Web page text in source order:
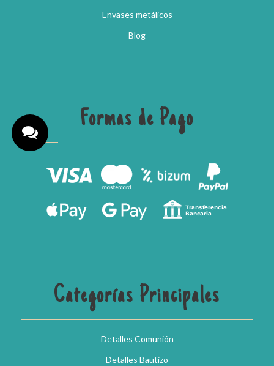
Envases metálicos
Blog
Formas de Pago
Categorías Principales
Detalles Comunión
Detalles Bautizo